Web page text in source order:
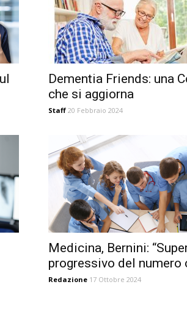
Dementia Friends: una
che si aggiorna
Staff 20 Febbraio 2024
Medicina, Bernini:
progressivo del numero
Redazione 17 Ottobre 2024